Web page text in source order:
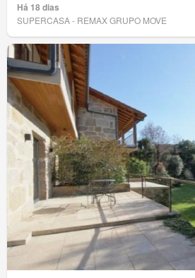
Há 18 dias
SUPERCASA - REMAX GRUPO MOVE